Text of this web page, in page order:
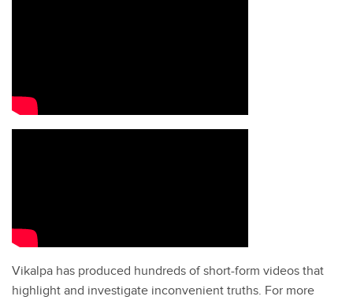
Vikalpa has produced hundreds of short-form videos that
highlight and investigate inconvenient truths. For more